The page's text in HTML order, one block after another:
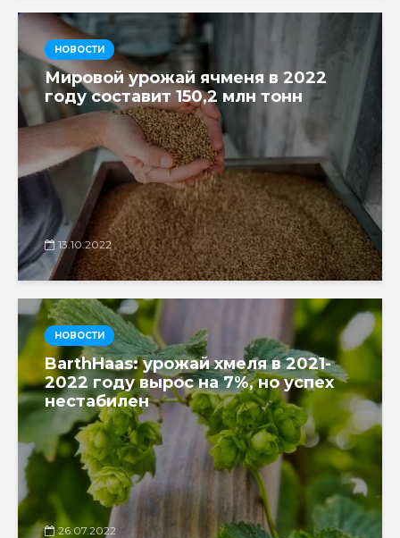
НОВОСТИ
Мировой урожай ячменя в 2022
году составит 150,2 млн тонн
13.10.2022
НОВОСТИ
BarthHaas: урожай хмеля в 2021-
2022 году вырос на 7%, но успех
нестабилен
26.07.2022